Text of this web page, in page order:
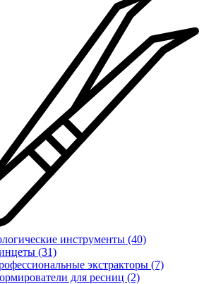
инструменты (40)
(31)
экстракторы (7)
для ресниц (2)